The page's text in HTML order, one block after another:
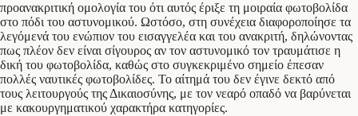
προανακριτική ομολογία του ότι αυτός έριξε τη μοιραία φωτοβολίδα
στο πόδι του αστυνομικού. Ωστόσο, στη συνέχεια διαφοροποίησε τα
λεγόμενά του ενώπιον του εισαγγελέα και του ανακριτή, δηλώνοντας
πως πλέον δεν είναι σίγουρος αν τον αστυνομικό τον τραυμάτισε η
δική του φωτοβολίδα, καθώς στο συγκεκριμένο σημείο έπεσαν
πολλές ναυτικές φωτοβολίδες. Το αίτημά του δεν έγινε δεκτό από
τους λειτουργούς της Δικαιοσύνης, με τον νεαρό οπαδό να βαρύνεται
με κακουργηματικού χαρακτήρα κατηγορίες.